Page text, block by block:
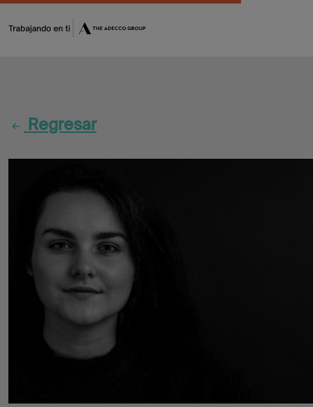
Encuentra
oportunidad
Maker
Quizzes
Regresar